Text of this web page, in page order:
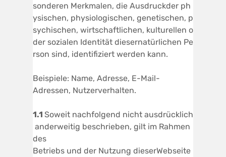
sonderen Merkmalen, die Ausdruckder ph
ysischen, physiologischen, genetischen, p
sychischen, wirtschaftlichen, kulturellen o
der sozialen Identität diesernatürlichen Pe
rson sind, identifiziert werden kann.
Beispiele: Name, Adresse, E-Mail-
Adressen, Nutzerverhalten.
1.1 Soweit nachfolgend nicht ausdrücklich
anderweitig beschrieben, gilt im Rahmen
des
Betriebs und der Nutzung dieserWebseite